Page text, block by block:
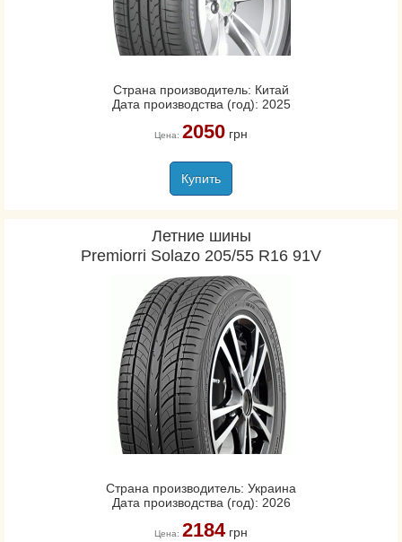
Страна производитель: Китай
Дата производства (год): 2025
Цена: 2050грн
Купить
Летние шины
Premiorri Solazo 205/55 R16 91V
Страна производитель: Украина
Дата производства (год): 2026
Цена: 2184грн